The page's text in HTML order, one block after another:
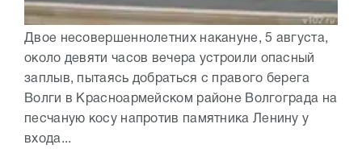
Двое несовершеннолетних накануне, 5 августа,
около девяти часов вечера устроили опасный
заплыв, пытаясь добраться с правого берега
Волги в Красноармейском районе Волгограда на
песчаную косу напротив памятника Ленину у
входа...